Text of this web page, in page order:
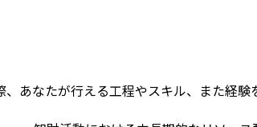
あなたが行える工程やスキル、また経験